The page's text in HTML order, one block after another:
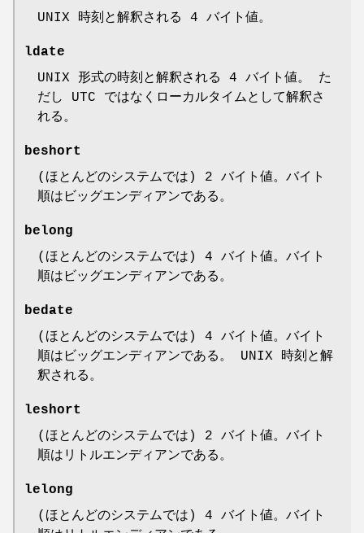
UNIX 時刻と解釈される 4 バイト値。
ldate
UNIX 形式の時刻と解釈される 4 バイト値。 た
だし UTC ではなくローカルタイムとして解釈さ
れる。
beshort
(ほとんどのシステムでは) 2 バイト値。バイト
順はビッグエンディアンである。
belong
(ほとんどのシステムでは) 4 バイト値。バイト
順はビッグエンディアンである。
bedate
(ほとんどのシステムでは) 4 バイト値。バイト
順はビッグエンディアンである。 UNIX 時刻と解
釈される。
leshort
(ほとんどのシステムでは) 2 バイト値。バイト
順はリトルエンディアンである。
lelong
(ほとんどのシステムでは) 4 バイト値。バイト